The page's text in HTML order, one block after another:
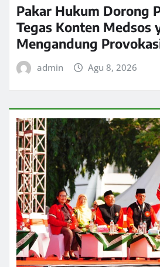
Pakar Hukum Dorong
Tegas Konten Medsos
Mengandung
admin Agu 8, 2026